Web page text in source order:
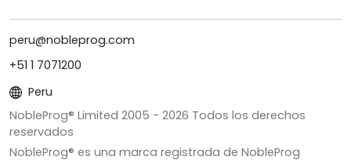
peru@nobleprog.com
+51 1 7071200
Peru
NobleProg® Limited 2005 - 2026 Todos los derechos
reservados
NobleProg® es una marca registrada de NobleProg